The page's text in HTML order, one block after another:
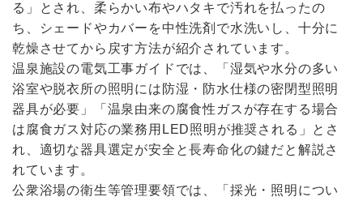
る」とされ、柔らかい布やハタキで汚れを払ったの
ち、シェードやカバーを中性洗剤で水洗いし、十分に
乾燥させてから戻す方法が紹介されています。
温泉施設の電気工事ガイドでは、「湿気や水分の多い
浴室や脱衣所の照明には防湿・防水仕様の密閉型照明
器具が必要」「温泉由来の腐食性ガスが存在する場合
は腐食ガス対応の業務用LED照明が推奨される」とさ
れ、適切な器具選定が安全と長寿命化の鍵だと解説さ
れています。
公衆浴場の衛生等管理要領では、「採光・照明につい